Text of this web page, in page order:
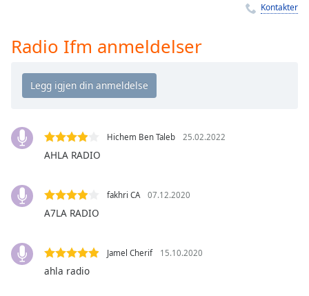
Playback
Rate
Chapters
Chapters
Descriptions
descriptions
selected
settings,
opens
Kontakter
Radio Ifm anmeldelser
Hichem Ben Taleb 25.02.2022
AHLA RADIO
fakhri CA 07.12.2020
A7LA RADIO
Jamel Cherif 15.10.2020
ahla radio